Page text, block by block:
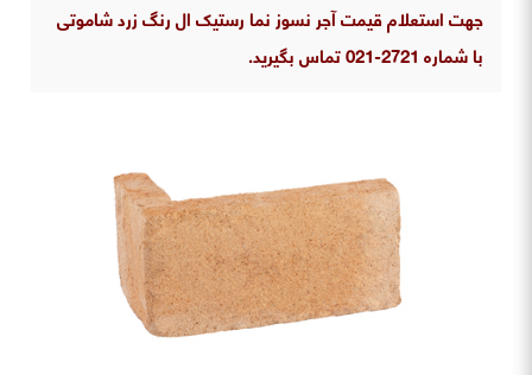
جهت استعلام قیمت آجر نسوز نما رستیک ال رنگ زرد شاموتی
با شماره 2721-021 تماس بگیرید.